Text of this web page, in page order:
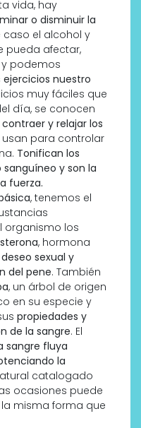
vida, hay
o disminuir la
caso el alcohol y
pueda afectar,
podemos
nuestro
muy fáciles que
día, se conocen
contraer y relajar los
usan para controlar
Tonifican los
y son la
fuerza.
, tenemos el
organismo los
, hormona
sexual y
del pene. También
, un árbol de origen
en su especie y
propiedades y
de la sangre. El
sangre fluya
la
catalogado
ocasiones puede
misma forma que